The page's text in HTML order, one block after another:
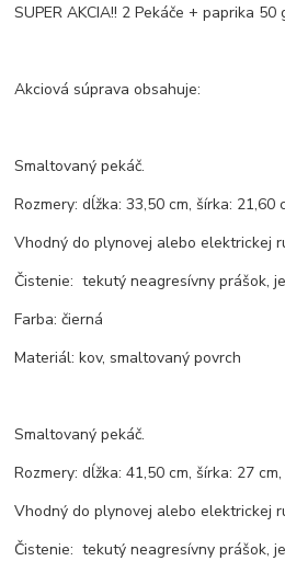
SUPER AKCIA!! 2 Pekáče + paprika 50
Akciová súprava obsahuje:
Smaltovaný pekáč.
Rozmery: dĺžka: 33,50 cm, šírka: 21,60
Vhodný do plynovej alebo elektrickej
Čistenie: tekutý neagresívny prášok,
Farba: čierná
Materiál: kov, smaltovaný povrch
Smaltovaný pekáč.
Rozmery: dĺžka: 41,50 cm, šírka: 27
Vhodný do plynovej alebo elektrickej
Čistenie: tekutý neagresívny prášok,